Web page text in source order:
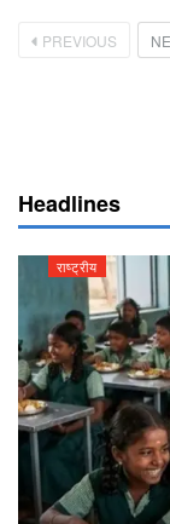
PREVIOUS
Headlines
राष्ट्रीय